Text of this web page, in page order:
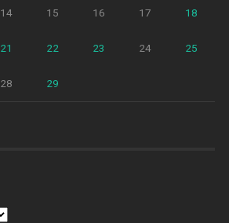
14 15 16 17 18
21 22 23 24 25
28 29